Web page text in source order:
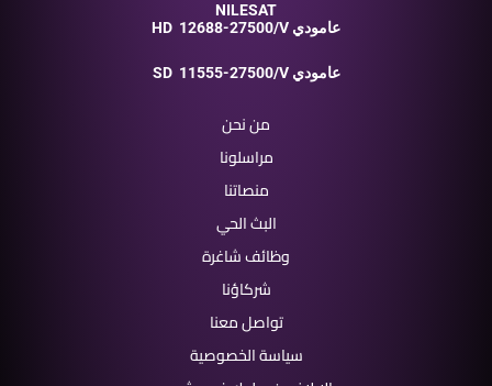
NILESAT
HD
12688-27500/V عامودي
SD 11555-27500/V عامودي
من نحن
مراسلونا
منصاتنا
البث الحي
وظائف شاغرة
شركاؤنا
تواصل معنا
سياسة الخصوصية